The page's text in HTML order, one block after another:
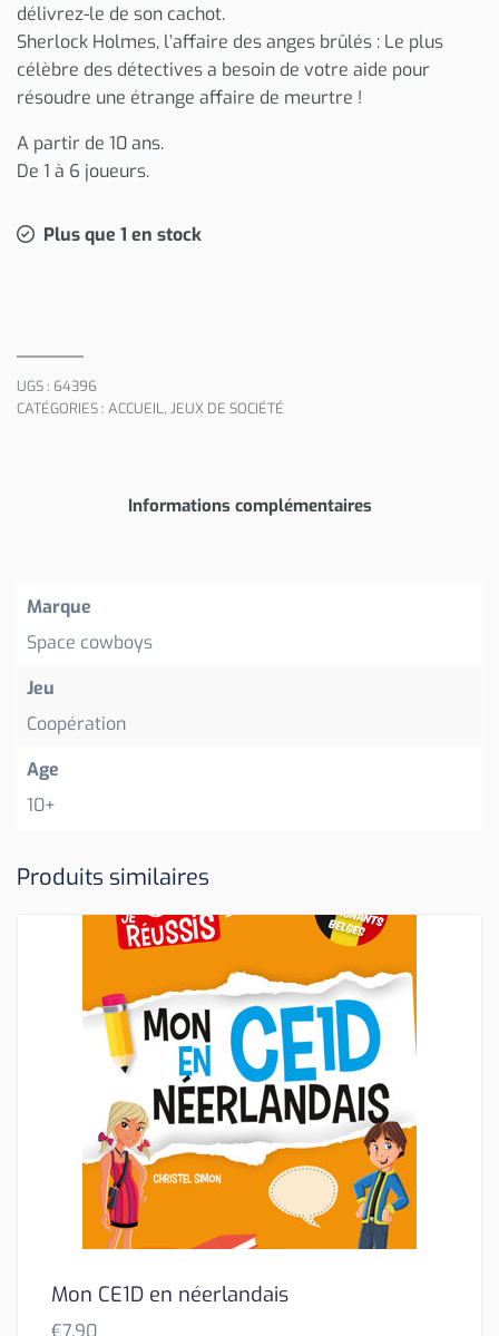
délivrez-le de son cachot.
Sherlock Holmes, l’affaire des anges brûlés : Le plus
célèbre des détectives a besoin de votre aide pour
résoudre une étrange affaire de meurtre !
A partir de 10 ans.
De 1 à 6 joueurs.
Plus que 1 en stock
UGS : 64396
CATÉGORIES : ACCUEIL, JEUX DE SOCIÉTÉ
Informations complémentaires
Marque
Space cowboys
Jeu
Coopération
Age
10+
Produits similaires
Mon CE1D en néerlandais
€7,90